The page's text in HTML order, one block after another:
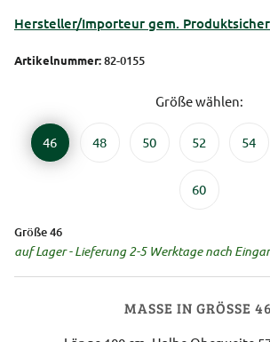
Hersteller/Importeur gem.
Artikelnummer:82-0155
Größe wählen:
46 48 50 52 54
60
Größe 46
auf Lager - Lieferung 2-5 Werktage nach
MASSE IN GRÖSSE 46